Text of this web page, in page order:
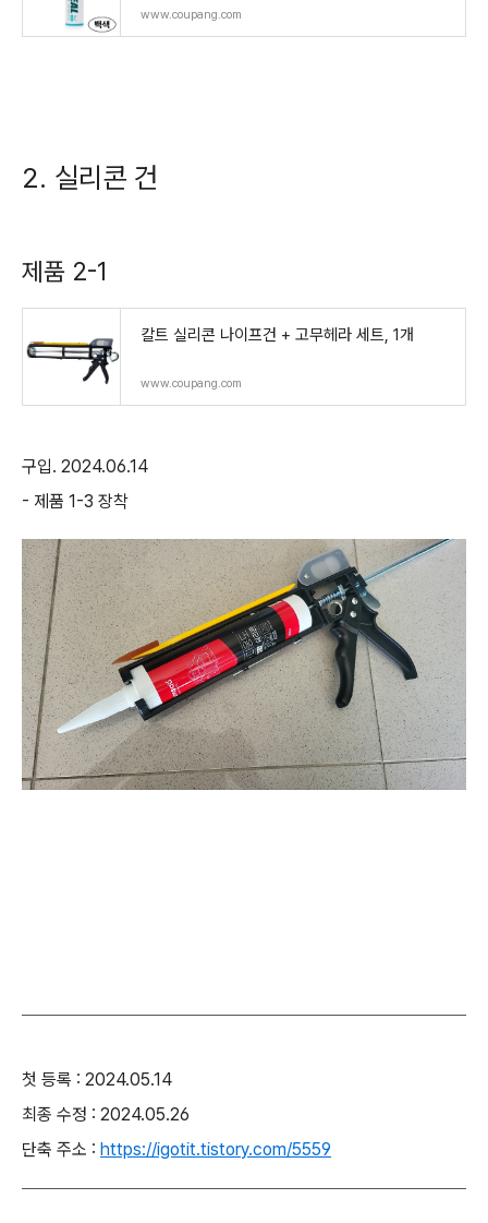
www.coupang.com
2. 실리콘 건
제품 2-1
칼트 실리콘 나이프건 + 고무헤라 세트, 1개
www.coupang.com
구입. 2024.06.14
- 제품 1-3 장착
첫 등록 : 2024.05.14
최종 수정 : 2024.05.26
단축 주소 : https://igotit.tistory.com/5559